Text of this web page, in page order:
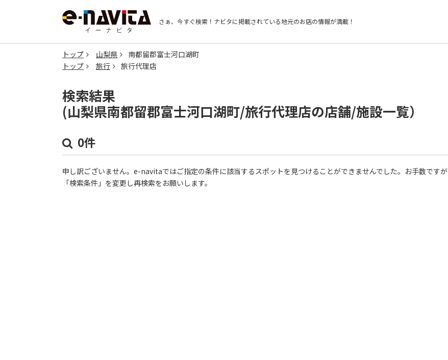
さぁ、今すぐ検索！ ナビタに掲載されている地元のお店の情報が満載！
トップ 山梨県
南都留郡富士河口湖町
トップ
旅行 旅行代理店
検索結果
(山梨県南都留郡富士河口湖町/旅行代理店の店舗/施設一覧）
0件
申し訳ございません。e-navitaではご指定の条件に該当するスポットを見つけることができませんでした。お手数ですが
「検索条件」を変更し再検索をお願いします。